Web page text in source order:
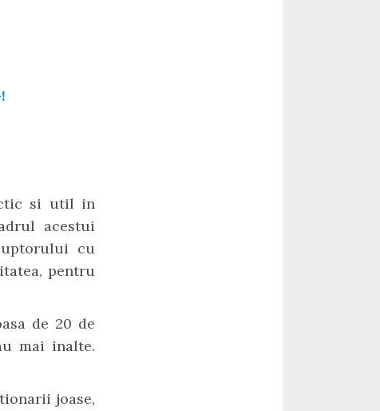
si util in
acestui
cu
pentru
de 20 de
mai inalte.
joase,